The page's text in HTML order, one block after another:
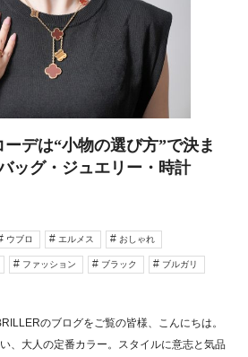
デは“小物の選び方”で決ま
ッグ・ジュエリー・時計
ウブロ エルメス おしゃれ
ファッション ブラック ブルガリ
のブログをご覧の皆様、こんにちは。
、大人の定番カラー。スタイルに意志と気品